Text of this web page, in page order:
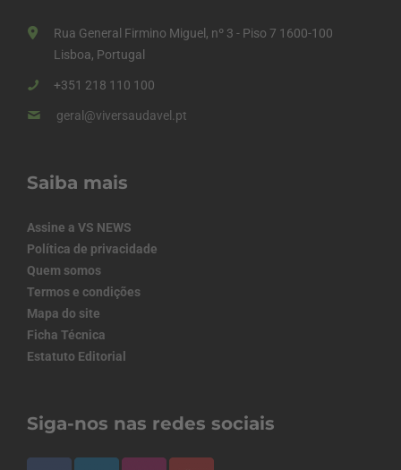
Rua General Firmino Miguel, nº 3 - Piso 7 1600-100
Lisboa, Portugal
+351 218 110 100
geral@viversaudavel.pt
Saiba mais
Assine a VS NEWS
Política de privacidade
Quem somos
Termos e condições
Mapa do site
Ficha Técnica
Estatuto Editorial
Siga-nos nas redes sociais